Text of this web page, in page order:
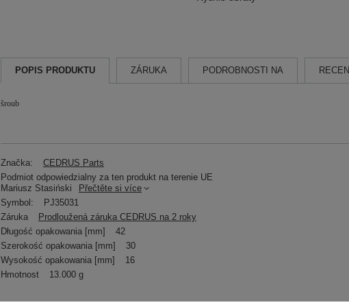
POPIS PRODUKTU ZÁRUKA PODROBNOSTI NA
šroub
Značka:
CEDRUS Parts
Podmiot odpowiedzialny za ten produkt na terenie UE
Mariusz Stasiński
Přečtěte si více
Symbol:
PJ35031
Záruka
Prodloužená záruka CEDRUS na 2 roky
Długość opakowania [mm]
42
Szerokość opakowania [mm]
30
Wysokość opakowania [mm]
16
Hmotnost
13.000 g